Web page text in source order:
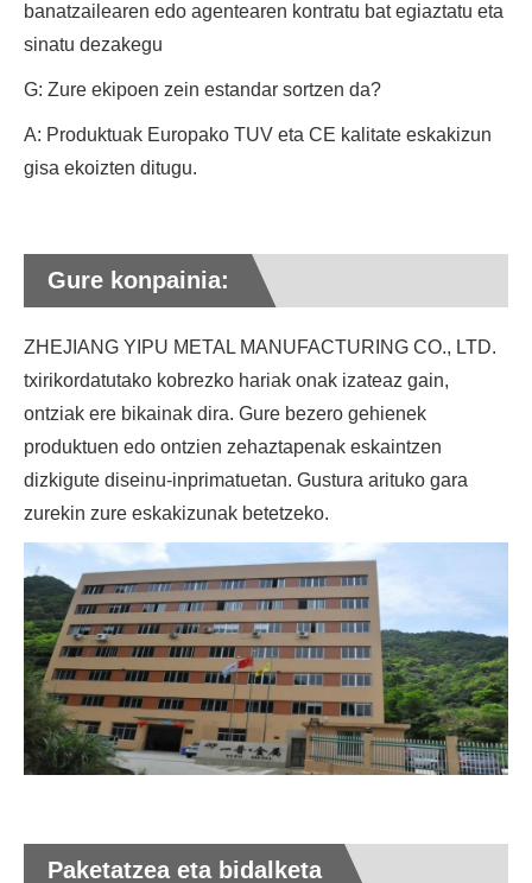
banatzailearen edo agentearen kontratu bat egiaztatu eta
sinatu dezakegu
G: Zure ekipoen zein estandar sortzen da?
A: Produktuak Europako TUV eta CE kalitate eskakizun
gisa ekoizten ditugu.
Gure konpainia:
ZHEJIANG YIPU METAL MANUFACTURING CO., LTD.
txirikordatutako kobrezko hariak onak izateaz gain,
ontziak ere bikainak dira. Gure bezero gehienek
produktuen edo ontzien zehaztapenak eskaintzen
dizkigute diseinu-inprimatuetan. Gustura arituko gara
zurekin zure eskakizunak betetzeko.
Paketatzea eta bidalketa